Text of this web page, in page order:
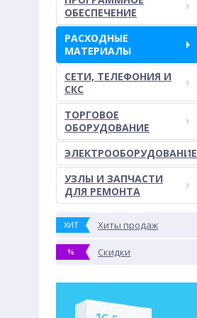
ОБЕСПЕЧЕНИЕ
РАСХОДНЫЕ
МАТЕРИАЛЫ
СЕТИ, ТЕЛЕФОНИЯ И
СКС
ТОРГОВОЕ
ОБОРУДОВАНИЕ
ЭЛЕКТРООБОРУДОВАНИЕ
УЗЛЫ И ЗАПЧАСТИ
ДЛЯ РЕМОНТА
ХИТ Хиты продаж
% Скидки